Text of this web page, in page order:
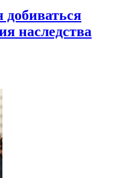
добиваться
наследства